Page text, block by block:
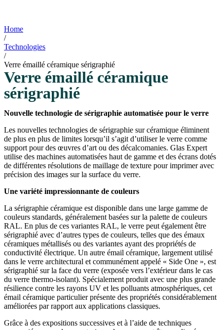
Home
/
Technologies
/
Verre émaillé céramique sérigraphié
Verre émaillé céramique
sérigraphié
Nouvelle technologie de sérigraphie automatisée pour le verre
Les nouvelles technologies de sérigraphie sur céramique éliminent
de plus en plus de limites lorsqu’il s’agit d’utiliser le verre comme
support pour des œuvres d’art ou des décalcomanies. Glas Expert
utilise des machines automatisées haut de gamme et des écrans dotés
de différentes résolutions de maillage de texture pour imprimer avec
précision des images sur la surface du verre.
Une variété impressionnante de couleurs
La sérigraphie céramique est disponible dans une large gamme de
couleurs standards, généralement basées sur la palette de couleurs
RAL. En plus de ces variantes RAL, le verre peut également être
sérigraphié avec d’autres types de couleurs, telles que des émaux
céramiques métallisés ou des variantes ayant des propriétés de
conductivité électrique. Un autre émail céramique, largement utilisé
dans le verre architectural et communément appelé « Side One », est
sérigraphié sur la face du verre (exposée vers l’extérieur dans le cas
du verre thermo-isolant). Spécialement produit avec une plus grande
résilience contre les rayons UV et les polluants atmosphériques, cet
émail céramique particulier présente des propriétés considérablement
améliorées par rapport aux applications classiques.
Grâce à des expositions successives et à l’aide de techniques